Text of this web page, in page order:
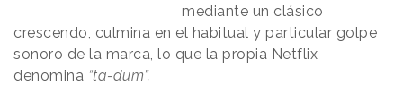
mediante un clásico
crescendo, culmina en el habitual y particular golpe
sonoro de la marca, lo que la propia Netflix
denomina “ta-dum”.